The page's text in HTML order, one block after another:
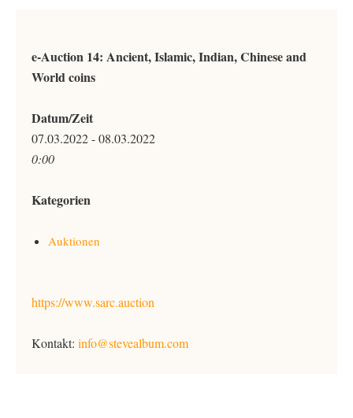
e-Auction 14: Ancient, Islamic, Indian, Chinese and
World coins
Datum/Zeit
07.03.2022 - 08.03.2022
0:00
Kategorien
Auktionen
https://www.sarc.auction
Kontakt: info@stevealbum.com